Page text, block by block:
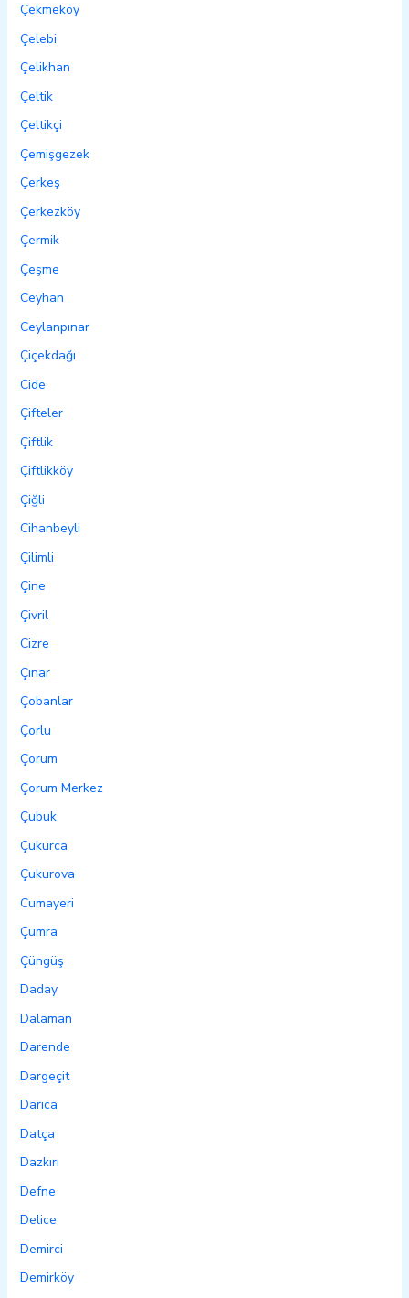
Çekmeköy
Çelebi
Çelikhan
Çeltik
Çeltikçi
Çemişgezek
Çerkeş
Çerkezköy
Çermik
Çeşme
Ceyhan
Ceylanpınar
Çiçekdağı
Cide
Çifteler
Çiftlik
Çiftlikköy
Çiğli
Cihanbeyli
Çilimli
Çine
Çivril
Cizre
Çınar
Çobanlar
Çorlu
Çorum
Çorum Merkez
Çubuk
Çukurca
Çukurova
Cumayeri
Çumra
Çüngüş
Daday
Dalaman
Darende
Dargeçit
Darıca
Datça
Dazkırı
Defne
Delice
Demirci
Demirköy